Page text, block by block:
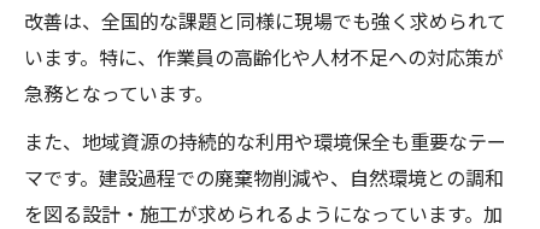
改善は、全国的な課題と同様に現場でも強く求められて
います。特に、作業員の高齢化や人材不足への対応策が
急務となっています。
また、地域資源の持続的な利用や環境保全も重要なテー
マです。建設過程での廃棄物削減や、自然環境との調和
を図る設計・施工が求められるようになっています。加